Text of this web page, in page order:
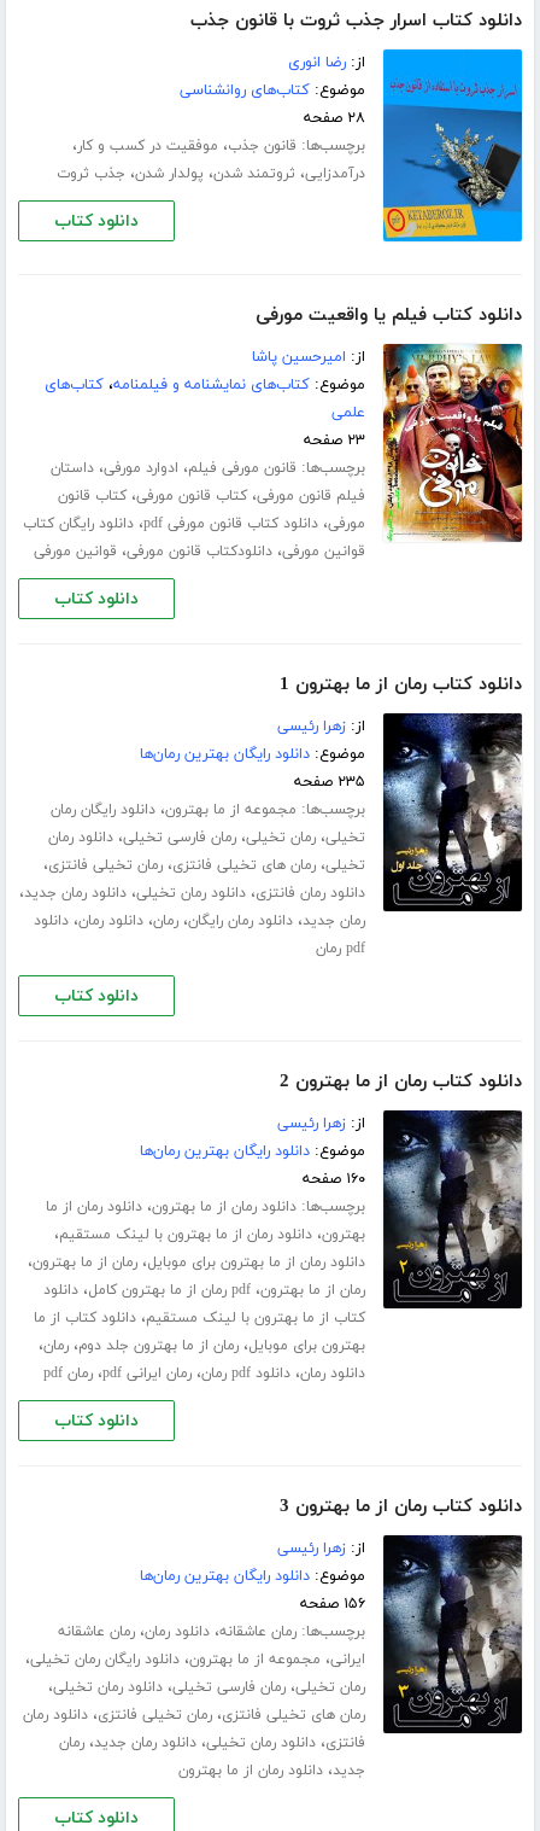
دانلود کتاب اسرار جذب ثروت با قانون جذب
از:رضا انوری
موضوع:کتاب‌های روانشناسی
۲۸ صفحه
برچسب‌ها: قانون جذب، موفقیت در کسب و کار،
درآمدزایی، ثروتمند شدن، پولدار شدن، جذب ثروت
دانلود کتاب
دانلود کتاب فیلم یا واقعیت مورفی
از: امیرحسین پاشا
موضوع:کتاب‌های نمایشنامه و فیلمنامه،کتاب‌های
علمی
۲۳ صفحه
برچسب‌ها: قانون مورفی فیلم، ادوارد مورفی،داستان
فیلم قانون مورفی،کتاب قانون مورفی،کتاب قانون
مورفی،دانلود کتاب قانون مورفی pdf ،دانلود رایگان کتاب
قوانین مورفی،دانلودکتاب قانون مورفی، قوانین مورفی
دانلود کتاب
دانلود کتاب رمان از ما بهترون 1
از:زهرا رئیسی
موضوع:دانلود رایگان بهترین رمان‌ها
۲۳۵ صفحه
برچسب‌ها: مجموعه از ما بهترون،دانلود رایگان رمان
تخیلی،رمان تخیلی،رمان فارسی تخیلی،دانلود رمان
تخیلی،رمان های تخیلی فانتزی،رمان تخیلی فانتزی،
دانلود رمان فانتزی،دانلود رمان تخیلی،دانلود رمان جدید،
رمان جدید،دانلود رمان رایگان،رمان،دانلود رمان،دانلود
pdf رمان
دانلود کتاب
دانلود کتاب رمان از ما بهترون 2
از:زهرا رئیسی
موضوع:دانلود رایگان بهترین رمان‌ها
۱۶۰ صفحه
برچسب‌ها:دانلود رمان از ما بهترون،دانلود رمان از ما
بهترون،دانلود رمان از ما بهترون با لینک مستقیم،
دانلود رمان از ما بهترون برای موبایل،رمان از ما بهترون،
رمان از ما بهترون،pdf رمان از ما بهترون کامل ،دانلود
کتاب از ما بهترون با لینک مستقیم،دانلود کتاب از ما
بهترون برای موبایل،رمان از ما بهترون جلد دوم،رمان،
دانلود رمان،دانلود pdf رمان ،رمان ایرانی pdf ،رمان pdf
دانلود کتاب
دانلود کتاب رمان از ما بهترون 3
از:زهرا رئیسی
موضوع:دانلود رایگان بهترین رمان‌ها
۱۵۶ صفحه
برچسب‌ها:رمان عاشقانه،دانلود رمان،رمان عاشقانه
ایرانی، مجموعه از ما بهترون،دانلود رایگان رمان تخیلی،
رمان تخیلی،رمان فارسی تخیلی،دانلود رمان تخیلی،
رمان های تخیلی فانتزی،رمان تخیلی فانتزی،دانلود رمان
فانتزی،دانلود رمان تخیلی،دانلود رمان جدید،رمان
جدید،دانلود رمان از ما بهترون
دانلود کتاب